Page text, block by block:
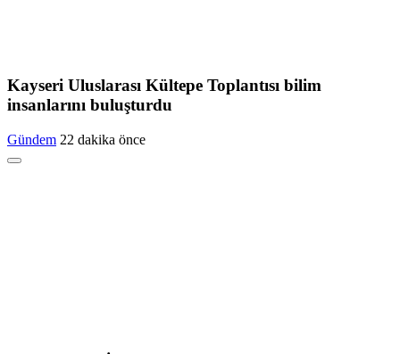
Kayseri Uluslarası Kültepe Toplantısı bilim
insanlarını buluşturdu
Gündem 22 dakika önce